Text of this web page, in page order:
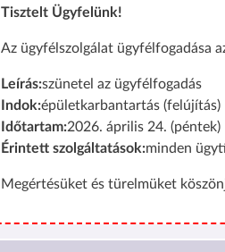
Tisztelt Ügyfelünk!
Az ügyfélszolgálat ügyfélfogadása
Leírás:szünetel az ügyfélfogadás
Indok:épületkarbantartás (felújítás)
Időtartam:2026. április 24. (péntek)
Érintett szolgáltatások:minden
Megértésüket és türelmüket